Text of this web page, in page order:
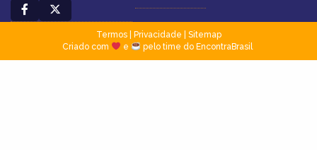
Termos| Privacidade
Sitemap
Criado com
e pelo time do EncontraBrasil